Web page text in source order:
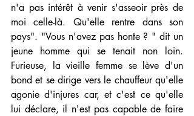
n'a pas intérêt à venir s'asseoir près de
moi celle-là. Qu'elle rentre dans son
pays". "Vous n'avez pas honte ? " dit un
jeune homme qui se tenait non loin.
Furieuse, la vieille femme se lève d'un
bond et se dirige vers le chauffeur qu'elle
agonie d'injures car, et c'est ce qu'elle
lui déclare, il n'est pas capable de faire